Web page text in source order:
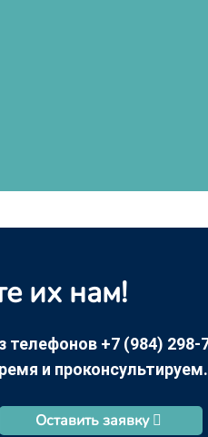
их нам!
+7 (984) 298-
и проконсультируем.
Оставить заявку